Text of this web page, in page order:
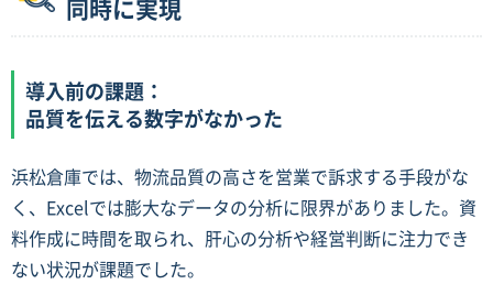
同時に実現
導入前の課題：
品質を伝える数字がなかった
浜松倉庫では、物流品質の高さを営業で訴求する手段がな
く、Excelでは膨大なデータの分析に限界がありました。資
料作成に時間を取られ、肝心の分析や経営判断に注力でき
ない状況が課題でした。